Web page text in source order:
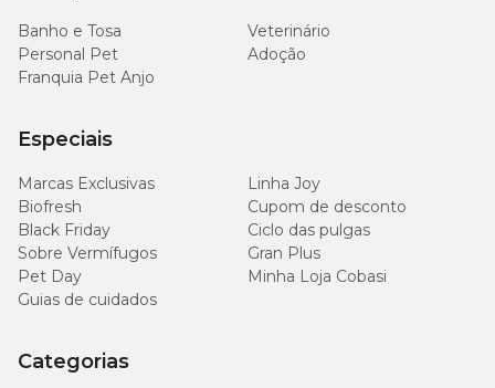
Banho e Tosa
Veterinário
Personal Pet
Adoção
Franquia Pet Anjo
Especiais
Marcas Exclusivas
Linha Joy
Biofresh
Cupom de desconto
Black Friday
Ciclo das pulgas
Sobre Vermífugos
Gran Plus
Pet Day
Minha Loja Cobasi
Guias de cuidados
Categorias